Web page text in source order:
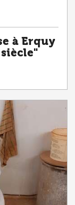
à Erquy